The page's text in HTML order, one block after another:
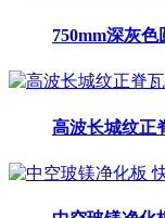
750mm深灰
高波长城纹正